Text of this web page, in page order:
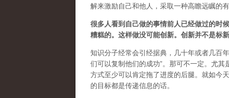
解来激励自己和他人，采取一种高瞻远瞩的
很多人看到自己做的事情前人已经做过的时
糟糕的。这样做没可能创新。创新并不是标
知识分子经常会引经据典，几十年或者几百
们可以复制他们的成功”。那可不一定。尤
方式至少可以肯定拖了进度的后腿。就如今
的目标都是传递信息的话。